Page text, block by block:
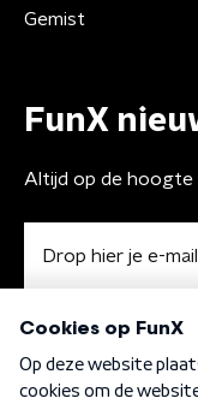
Gemist
FunX
Altijd op de hoogte